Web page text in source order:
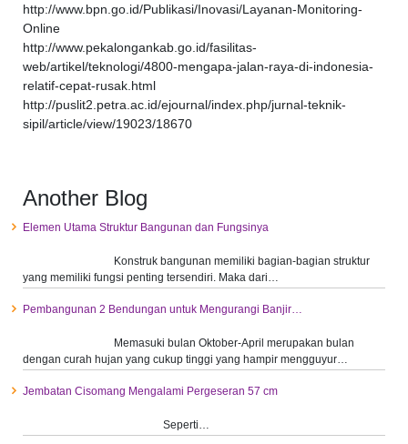
http://www.bpn.go.id/Publikasi/Inovasi/Layanan-Monitoring-
Online
http://www.pekalongankab.go.id/fasilitas-
web/artikel/teknologi/4800-mengapa-jalan-raya-di-indonesia-
relatif-cepat-rusak.html
http://puslit2.petra.ac.id/ejournal/index.php/jurnal-teknik-
sipil/article/view/19023/18670
Another Blog
Elemen Utama Struktur Bangunan dan Fungsinya
Konstruk bangunan memiliki bagian-bagian struktur
yang memiliki fungsi penting tersendiri. Maka dari…
Pembangunan 2 Bendungan untuk Mengurangi Banjir…
Memasuki bulan Oktober-April merupakan bulan
dengan curah hujan yang cukup tinggi yang hampir mengguyur…
Jembatan Cisomang Mengalami Pergeseran 57 cm
Seperti…